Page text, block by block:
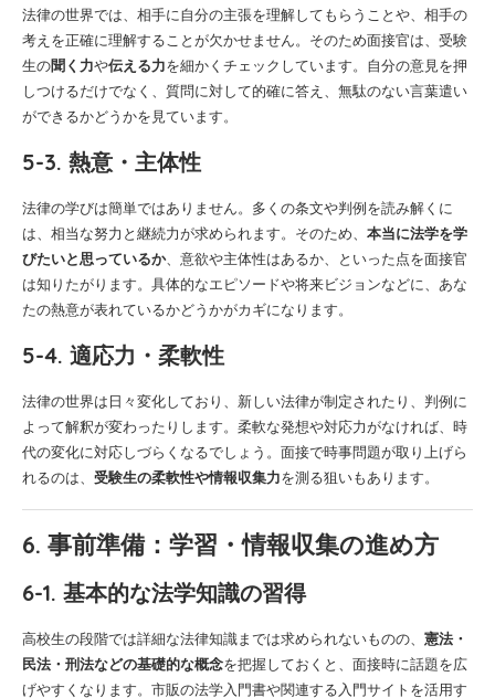
法律の世界では、相手に自分の主張を理解してもらうことや、相手の
考えを正確に理解することが欠かせません。そのため面接官は、受験
生の聞く力や伝える力を細かくチェックしています。自分の意見を押
しつけるだけでなく、質問に対して的確に答え、無駄のない言葉遣い
ができるかどうかを見ています。
5-3. 熱意・主体性
法律の学びは簡単ではありません。多くの条文や判例を読み解くに
は、相当な努力と継続力が求められます。そのため、 本当に法学を学
びたいと思っているか、意欲や主体性はあるか、といった点を面接官
は知りたがります。具体的なエピソードや将来ビジョンなどに、あな
たの熱意が表れているかどうかがカギになります。
5-4. 適応力・柔軟性
法律の世界は日々変化しており、新しい法律が制定されたり、判例に
よって解釈が変わったりします。柔軟な発想や対応力がなければ、時
代の変化に対応しづらくなるでしょう。面接で時事問題が取り上げら
れるのは、 受験生の柔軟性や情報収集力を測る狙いもあります。
6. 事前準備：学習・情報収集の進め方
6-1. 基本的な法学知識の習得
高校生の段階では詳細な法律知識までは求められないものの、 憲法・
民法・刑法などの基礎的な概念を把握しておくと、面接時に話題を広
げやすくなります。市販の法学入門書や関連する入門サイトを活用す